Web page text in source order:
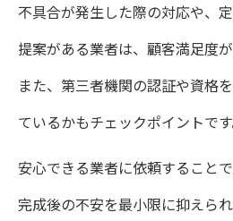
不具合が発生した際の対応や、
提案がある業者は、顧客満足度
また、第三者機関の認証や資格
ているかもチェックポイントです
安心できる業者に依頼すること
完成後の不安を最小限に抑えら